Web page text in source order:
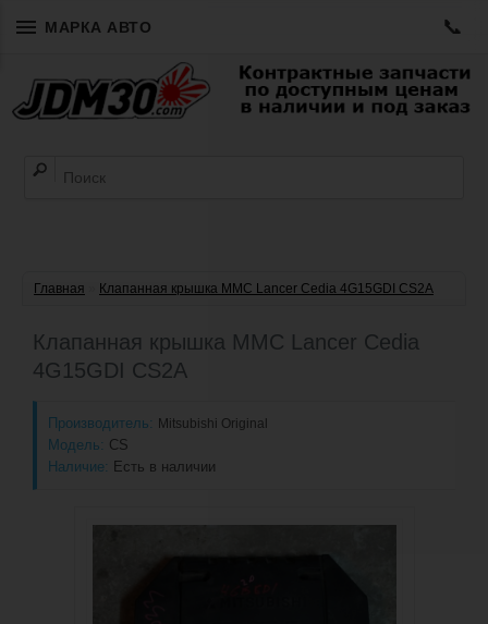
МАРКА АВТО 📞
Главная Клапанная крышка MMC Lancer Cedia 4G15GDI CS2A
Клапанная крышка MMC Lancer Cedia
4G15GDI CS2A
Производитель: Mitsubishi Original
Модель: CS
Наличие: Есть в наличии